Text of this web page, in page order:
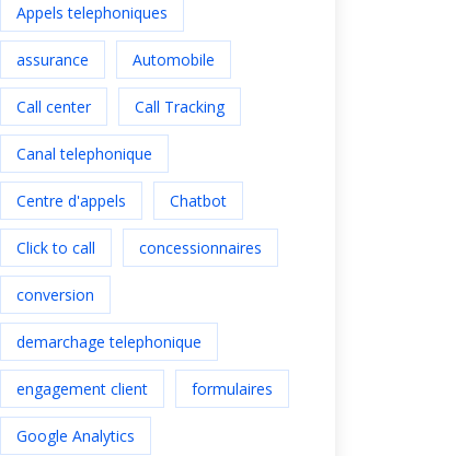
Appels telephoniques
assurance Automobile
Call center Call Tracking
Canal telephonique
Centre d'appels Chatbot
Click to call concessionnaires
conversion
demarchage telephonique
engagement client formulaires
Google Analytics